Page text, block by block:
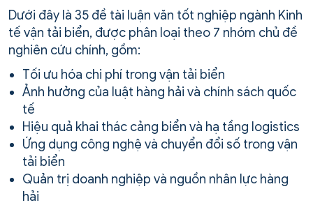
Dưới đây là 35 đề tài luận văn tốt nghiệp ngành Kinh
tế vận tải biển, được phân loại theo 7 nhóm chủ đề
nghiên cứu chính, gồm:
Tối ưu hóa chi phí trong vận tải biển
Ảnh hưởng của luật hàng hải và chính sách quốc
tế
Hiệu quả khai thác cảng biển và hạ tầng logistics
Ứng dụng công nghệ và chuyển đổi số trong vận
tải biển
Quản trị doanh nghiệp và nguồn nhân lực hàng
hải